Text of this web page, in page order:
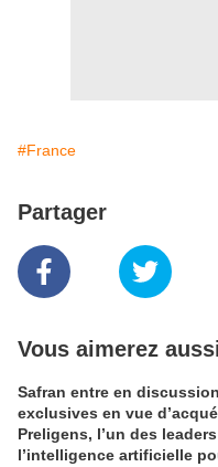
#France
Partager
Vous aimerez
Safran entre en
exclusives en vue
Preligens, l’un des
l’intelligence artificielle